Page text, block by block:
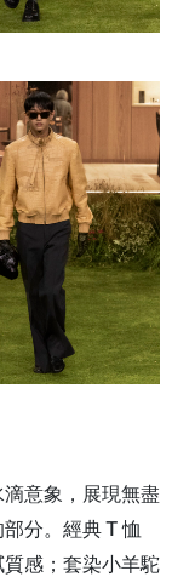
意象，展現無盡
分。經典 T 恤
感；套染小羊駝